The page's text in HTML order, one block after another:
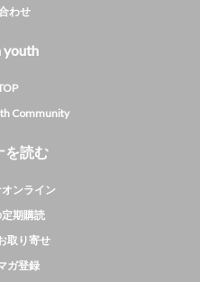
わせ
youth
Community
を読む
ンライン
期購読
取り寄せ
ガ登録